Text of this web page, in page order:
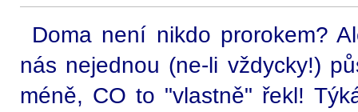
Doma není nikdo prorokem?
nás nejednou (ne-li vždycky!)
méně, CO to "vlastně" řekl!